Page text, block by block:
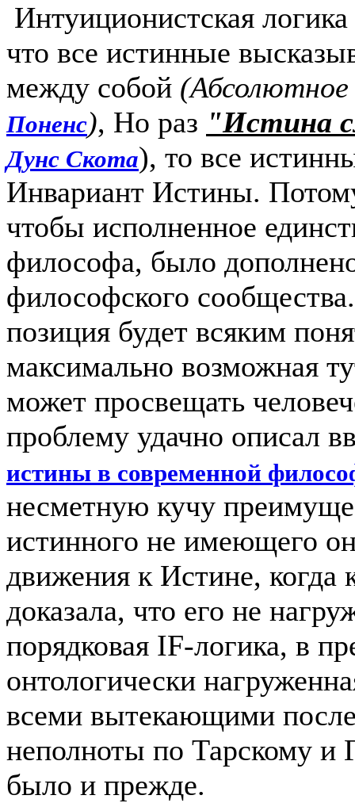
Интуиционистская логика
что все истинные
между собой
Поненс), Но раз "Истина
Дунс Скота), то все
Инвариант Истины.
чтобы исполненное
философа, было
философского
позиция будет всяким
максимально возможная
может просвещать
проблему удачно описал
истины в современной
несметную кучу
истинного не имеющего
движения к Истине, когда
доказала, что его не
порядковая IF-логика, в
онтологически
всеми вытекающими
неполноты по Тарскому и
было и прежде.